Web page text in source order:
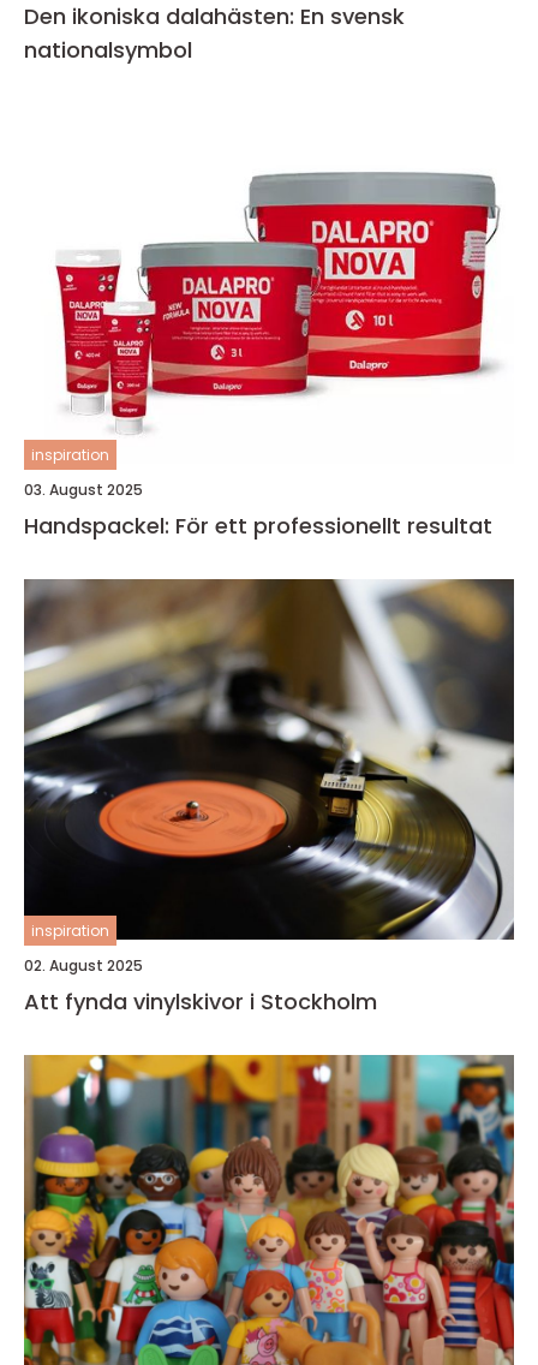
Den ikoniska dalahästen: En svensk
nationalsymbol
inspiration
03. August 2025
Handspackel: För ett professionellt resultat
inspiration
02. August 2025
Att fynda vinylskivor i Stockholm